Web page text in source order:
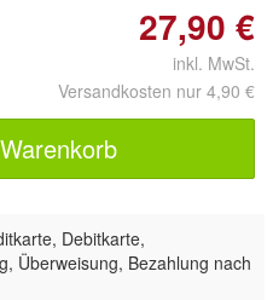
27,90 €
inkl. MwSt.
Versandkosten nur 4,90 €
Debitkarte,
Überweisung, Bezahlung nach